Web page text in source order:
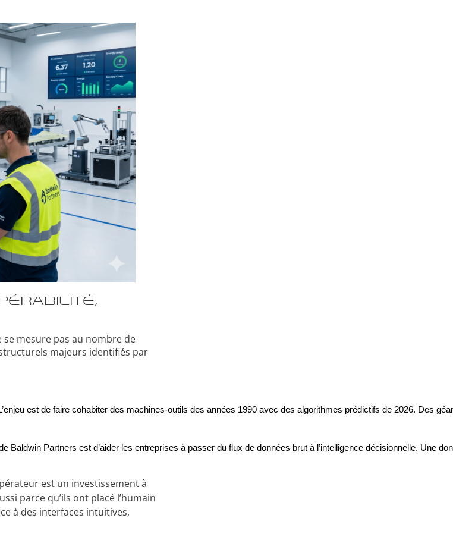
se mesure pas au nombre de
majeurs identifiés par
est de faire cohabiter des machines-outils des années 1990 avec des algorithmes prédictifs de 2026.
Baldwin Partners est d’aider les entreprises à passer du flux de données brut à l’intelligence décisionnelle.
est un investissement à
parce qu’ils ont placé l’humain
à des interfaces intuitives,